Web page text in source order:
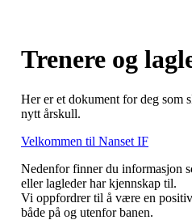
Trenere og
Her er et dokument for deg som
nytt årskull.
Velkommen til Nanset IF
Nedenfor finner du informasjon
eller lagleder har kjennskap til.
Vi oppfordrer til å være en
både på og utenfor banen.